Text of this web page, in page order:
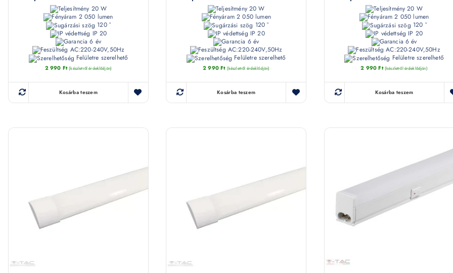
20 W
2 050 lumen
120 °
IP 20
6 év
AC:220-240V,50Hz
Felületre szerelhető
2 990 Ft (készletről érdeklődjön)
Kosárba teszem
20 W
2 050 lumen
120 °
IP 20
6 év
AC:220-240V,50Hz
Felületre szerelhető
2 990Ft (készletről érdeklődjön)
Kosárba teszem
20 W
2 050 lumen
120 °
IP 20
6 év
AC:220-240V,50Hz
Felületre szerelhető
2 990Ft (készletről érdeklődjön)
Kosárba teszem